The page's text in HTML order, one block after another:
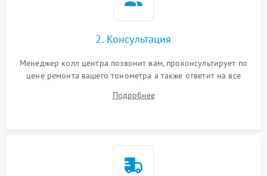
2. Консультация
Менеджер колл центра позвонит вам, проконсультирует по
цене ремонта вашего тонометра а также ответит на все
Подробнее